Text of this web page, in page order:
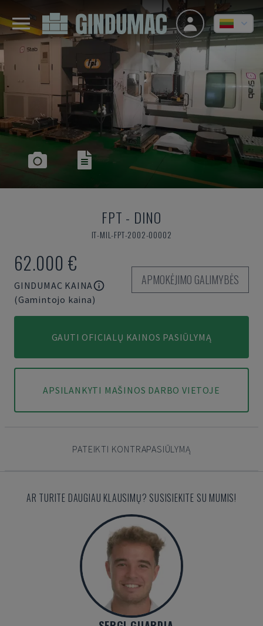
FPT - DINO
IT-MIL-FPT-2002-00002
62.000 €
GINDUMAC KAINA
(Gamintojo kaina)
APMOKĖJIMO GALIMYBĖS
GAUTI OFICIALŲ KAINOS PASIŪLYMĄ
APSILANKYTI MAŠINOS DARBO VIETOJE
PATEIKTI KONTRAPASIŪLYMĄ
AR TURITE DAUGIAU KLAUSIMŲ? SUSISIEKITE SU MUMIS!